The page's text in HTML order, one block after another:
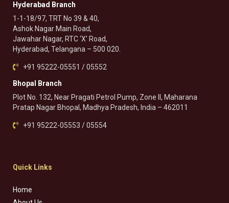
Hyderabad Branch
1-1-18/97, TRT No 39 & 40,
Ashok Nagar Main Road,
Jawahar Nagar, RTC ‘X’ Road,
Hyderabad, Telangana – 500 020.
+91 95222-05551 / 05552
Bhopal Branch
Plot No. 132, Near Pragati Petrol Pump, Zone II, Maharana
Pratap Nagar Bhopal, Madhya Pradesh, India – 462011
+91 95222-05553 / 05554
Quick Links
Home